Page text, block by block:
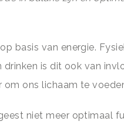
basis van energie.
is dit ook van
om ons lichaam te
niet meer optimaal